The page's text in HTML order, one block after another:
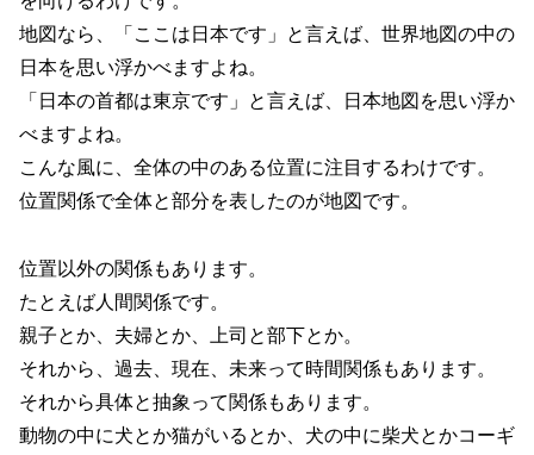
地図なら、「ここは日本です」と言えば、世界地図の中の
日本を思い浮かべますよね。
「日本の首都は東京です」と言えば、日本地図を思い浮か
べますよね。
こんな風に、全体の中のある位置に注目するわけです。
位置関係で全体と部分を表したのが地図です。
位置以外の関係もあります。
たとえば人間関係です。
親子とか、夫婦とか、上司と部下とか。
それから、過去、現在、未来って時間関係もあります。
それから具体と抽象って関係もあります。
動物の中に犬とか猫がいるとか、犬の中に柴犬とかコーギ